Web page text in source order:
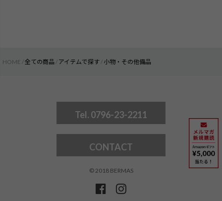
HOME 全ての商品 アイテムで探す 小物・その他備品
Tel. 0796-23-2211
CONTACT
© 2018 BERMAS